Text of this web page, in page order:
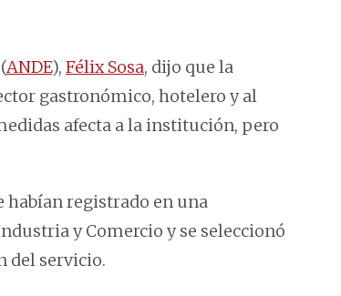
ANDE), Félix Sosa, dijo que la
gastronómico, hotelero y al
afecta a la institución, pero
habían registrado en una
y Comercio y se seleccionó
del servicio.